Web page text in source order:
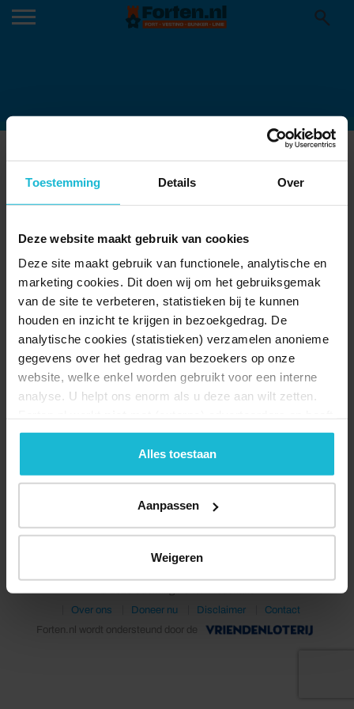
Toestemming Details Over
Deze website maakt gebruik van cookies
Deze site maakt gebruik van functionele, analytische en
marketing cookies. Dit doen wij om het gebruiksgemak
van de site te verbeteren, statistieken bij te kunnen
houden en inzicht te krijgen in bezoekgedrag. De
analytische cookies (statistieken) verzamelen anonieme
gegevens over het gedrag van bezoekers op onze
website, welke enkel worden gebruikt voor een interne
analyse. U helpt ons enorm als u deze aan wilt zetten.
geen commerciële doelstelling. U kunt deze cookies via
de knoppen accepteren, beheren of weigeren.
Alles toestaan
Aanpassen
Weigeren
© 2026 Stichting Forten Nederland
Over ons
Doneer nu Disclaimer
Contact
Forten.nl wordt ondersteund door de